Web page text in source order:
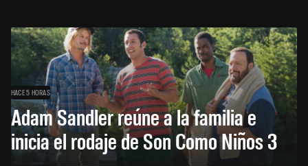
HACE 5 HORAS
Adam Sandler reúne a la familia e
inicia el rodaje de Son Como Niños 3